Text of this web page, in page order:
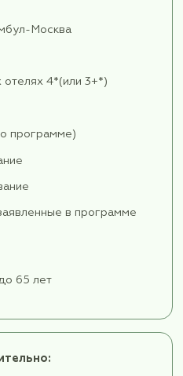
каменных мостов
через реку Тигр.
включённые в список
из самых протяжённых
на месте
храма, который
Армянской церкви.
пять на первом